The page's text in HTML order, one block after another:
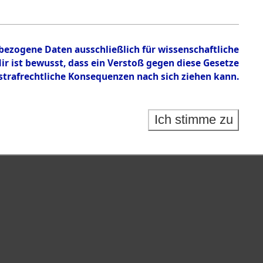
Daten ausschließlich für wissenschaftliche
bewusst, dass ein Verstoß gegen diese Gesetze
Konsequenzen nach sich ziehen kann.
Ich stimme zu